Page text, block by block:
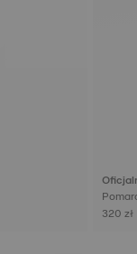
320 zł